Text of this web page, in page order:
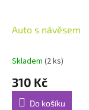
Auto s návěsem
Skladem (2 ks)
310 Kč
Do košíku